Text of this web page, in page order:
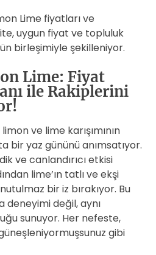
Lime fiyatları ve
uygun fiyat ve topluluk
birleşimiyle şekilleniyor.
Lime: Fiyat
ile Rakiplerini
ve lime karışımının
bir yaz gününü anımsatıyor.
ve canlandırıcı etkisi
lime’ın tatlı ve ekşi
bir iz bırakıyor. Bu
değil, aynı
sunuyor. Her nefeste,
gibi